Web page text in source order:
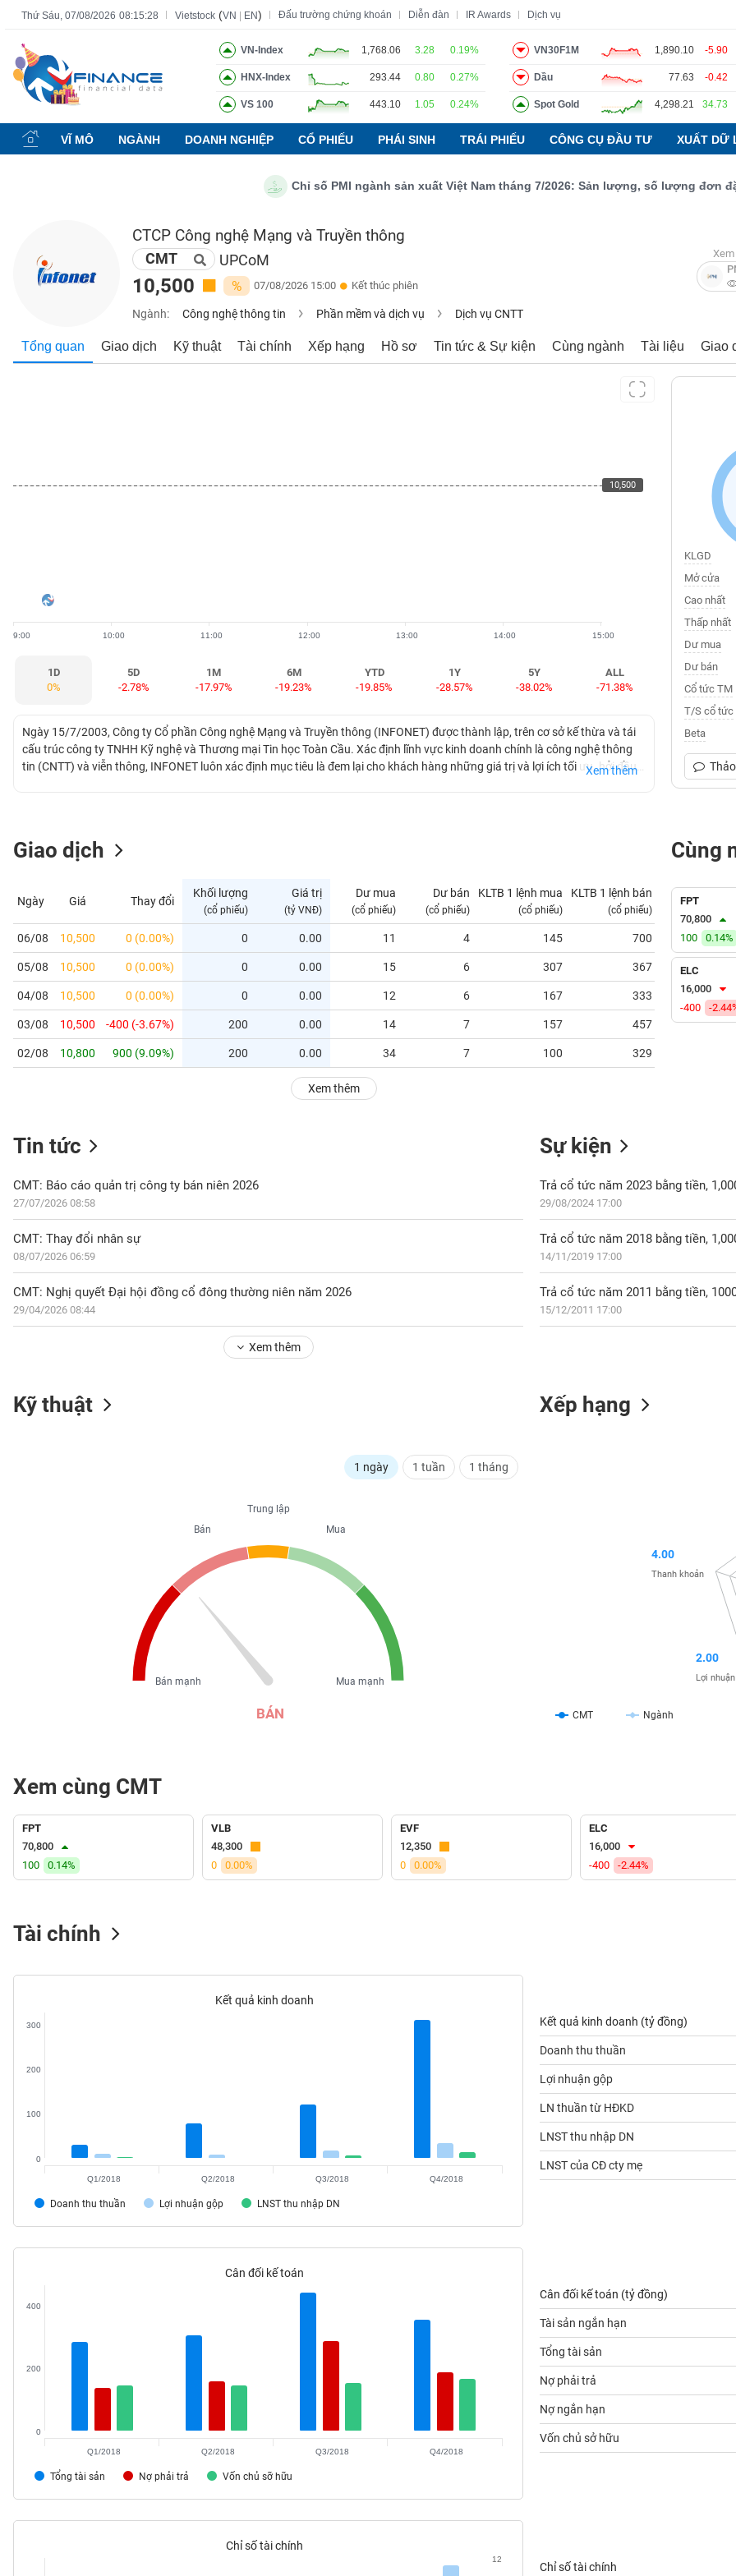
Thứ Sáu, 07/08/2026 08:15:29 Vietstock (VN EN) Đấu trường chứng khoán Diễn đàn IR Awards Dịch vụ
VN-Index 1,768.06 3.28 0.19%
HNX-Index 293.44 0.80 0.27%
VS 100 443.10 1.05 0.24%
VN30F1M 1,890.10 -5.90
Dầu 77.63 -0.42
Spot Gold 4,298.21 34.73
VĨ MÔ NGÀNH DOANH NGHIỆP CỔ PHIẾU PHÁI SINH TRÁI PHIẾU CÔNG CỤ ĐẦU TƯ XUẤT DỮ
Chỉ số PMI ngành sản xuất Việt Nam tháng 7/2026: Sản lượng, số lượng đơn đặt
CTCP Công nghệ Mạng và Truyền thông
CMT UPCoM
10,500 % 07/08/2026 15:00 Kết thúc phiên
Ngành: Công nghệ thông tin Phần mềm và dịch vụ Dịch vụ CNTT
Tổng quan Giao dịch Kỹ thuật Tài chính Xếp hạng Hồ sơ Tin tức & Sự kiện Cùng ngành Tài liệu Giao
10,500
9:00 10:00 11:00 12:00 13:00 14:00 15:00
10,500
1D
0%
5D
-2.78%
1M
-17.97%
6M
-19.23%
YTD
-19.85%
1Y
-28.57%
5Y
-38.02%
ALL
-71.38%
Ngày 15/7/2003, Công ty Cổ phần Công nghệ Mạng và Truyền thông (INFONET) được thành lập, trên cơ sở kế thừa và tái
cấu trúc công ty TNHH Kỹ nghệ và Thương mại Tin học Toàn Cầu. Xác định lĩnh vực kinh doanh chính là công nghệ thông
tin (CNTT) và viễn thông, INFONET luôn xác định mục tiêu là đem lại cho khách hàng những giá trị và lợi ích tối ưu. hởi đầu
Xem thêm
KLGD
Mở cửa
Cao nhất
Thấp nhất
Dư mua
Dư bán
Cổ tức TM
T/S cổ tức
Beta
Giao dịch
Ngày Giá Thay đổi
Khối lượng
(cổ phiếu)
Giá trị
(tỷ VNĐ)
Dư mua
(cổ phiếu)
Dư bán
(cổ phiếu)
KLTB 1 lệnh mua
(cổ phiếu)
KLTB 1 lệnh bán
(cổ phiếu)
06/08 10,500 0 (0.00%) 0 0.00 11 4 145 700 0.00
05/08 10,500 0 (0.00%) 0 0.00 15 6 307 367
04/08 10,500 0 (0.00%) 0 0.00 12 6 167 333 0.00
03/08 10,500 -400 (-3.67%) 200 0.00 14 7 157 457 0.00
02/08 10,800 900 (9.09%) 200 0.00 34 7 100 329
Xem thêm
Cùng
FPT
70,800
100
0.14%
ELC
16,000
-400
-
Tin tức
CMT: Báo cáo quản trị công ty bán niên 2026
27/07/2026 08:58
CMT: Thay đổi nhân sự
08/07/2026 06:59
CMT: Nghị quyết Đại hội đồng cổ đông thường niên năm 2026
29/04/2026 08:44
Xem thêm
Sự kiện
Trả cổ tức năm 2023 bằng tiền,
29/08/2024 17:00
Trả cổ tức năm 2018 bằng tiền,
14/11/2019 17:00
Trả cổ tức năm 2011 bằng tiền,
15/12/2011 17:00
Kỹ thuật
1 ngày 1 tuần 1 tháng
BÁN
Trung lập
Mua
Mua mạnh
Bán
Bán mạnh
Xếp hạng
CMT Ngành
2.00
Lợi nhuận
4.00
Thanh khoản
Xem cùng CMT
FPT
70,800
100
0.14%
VLB
48,300
0
0.00%
EVF
12,350
0
0.00%
ELC
16,000
-400
-2.44%
Tài chính
Kết quả kinh doanh
Doanh thu thuần Lợi nhuận gộp LNST thu nhập DN
0
100
200
300
Q1/2018 Q2/2018 Q3/2018 Q4/2018
Kết quả kinh doanh (tỷ đồng)
Doanh thu thuần
Lợi nhuận gộp
LN thuần từ HĐKD
LNST thu nhập DN
LNST của CĐ cty mẹ
Cân đối kế toán
Tổng tài sản Nợ phải trả Vốn chủ sỡ hữu
0
200
400
Q1/2018 Q2/2018 Q3/2018 Q4/2018
Cân đối kế toán (tỷ đồng)
Tài sản ngắn hạn
Tổng tài sản
Nợ phải trả
Nợ ngắn hạn
Vốn chủ sở hữu
Chỉ số tài chính
12
Chỉ số tài chính
Tất cả Tính năng Ngành Mã chứng khoán Lãnh đạo Báo cáo phân tích Thuật ngữ
Tính
năng
(-)
CHỨNG
KHOÁN
NGHIỆP
GIỚI
CÁ
NHÂN
PHÂN
TÍCH
VIETSTOCKFINANCE
DOANH
NGHIỆP
CỔ
PHIẾU
SINH
(-)
VS-
SECTOR
NGUYÊN
NGHIỆP
TIÊU
DÙNG
TIÊU
THIẾT